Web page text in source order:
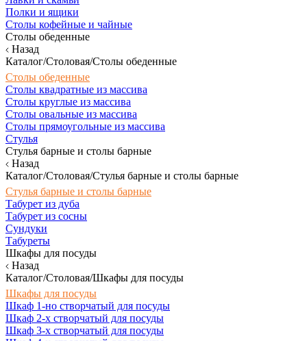
Полки и ящики
Столы кофейные и чайные
Столы обеденные
Назад
Каталог/Столовая/Столы обеденные
Столы обеденные
Столы квадратные из массива
Столы круглые из массива
Столы овальные из массива
Столы прямоугольные из массива
Стулья
Стулья барные и столы барные
Назад
Каталог/Столовая/Стулья барные и столы барные
Стулья барные и столы барные
Табурет из дуба
Табурет из сосны
Сундуки
Табуреты
Шкафы для посуды
Назад
Каталог/Столовая/Шкафы для посуды
Шкафы для посуды
Шкаф 1-но створчатый для посуды
Шкаф 2-х створчатый для посуды
Шкаф 3-х створчатый для посуды